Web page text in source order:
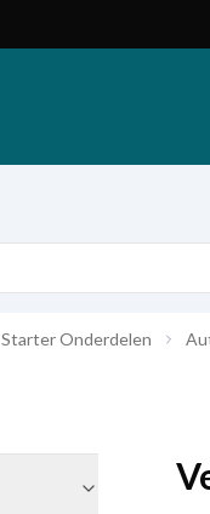
Starter Onderdelen